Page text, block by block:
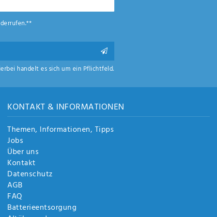
handelt es sich um ein Pflichtfeld.
KONTAKT & INFORMATIONEN
Themen, Informationen, Tipps
Jobs
Über uns
Kontakt
Datenschutz
AGB
FAQ
Batterieentsorgung